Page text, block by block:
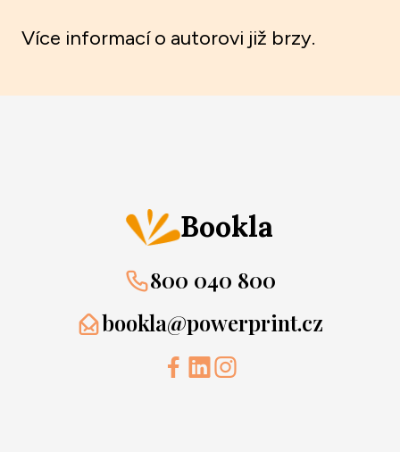
Více informací o autorovi již brzy.
Bookla
800 040 800
bookla@powerprint.cz